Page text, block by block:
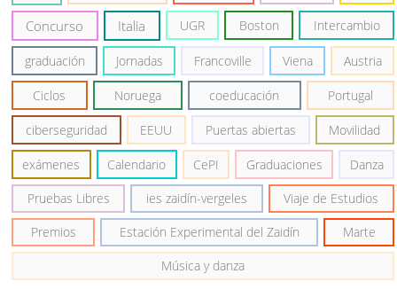
Concurso Italia UGR Boston Intercambio
graduación Jornadas Francoville Viena Austria
Ciclos Noruega coeducación Portugal
ciberseguridad EEUU Puertas abiertas Movilidad
exámenes Calendario CePI Graduaciones Danza
Pruebas Libres ies zaidín-vergeles Viaje de Estudios
Premios Estación Experimental del Zaidín Marte
Música y danza